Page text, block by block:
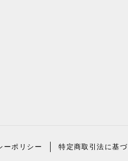
ーポリシー 特定商取引法に基